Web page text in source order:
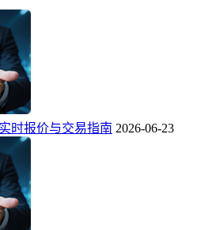
时报价与交易指南 2026-06-23